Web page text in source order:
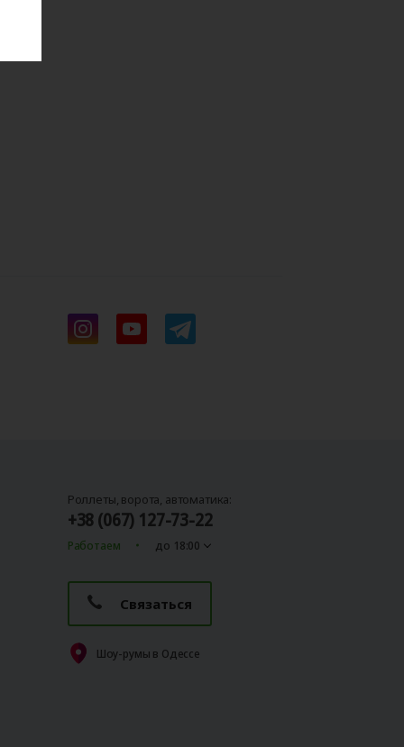
Роллеты, ворота, автоматика:
+38 (067) 127-73-22
Работаем до 18:00
Связаться
Шоу-румы в Одессе